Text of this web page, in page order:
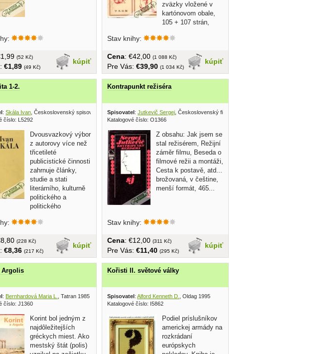
kúpiť
(52 Kč)
€1,89 (49 Kč)
zväzky vložené v
kartónovom obale,
105 + 107 strán,
Stav knihy:
kúpiť
Cena: €42,00 (1 088 Kč)
Pre Vás: €39,90 (1 034 Kč)
1-2.
: Skála Ivan , Československý spisovatel 1980
číslo: L5292
Dvousvazkový výbor
z autorovy více než
třicetileté
publicistické činnosti
zahrnuje články,
studie a stati
literárního, kulturně
politického a
politického
kúpiť
(228 Kč)
€8,36 (217 Kč)
Kontrapunkt režiséra
Spisovatel: Jutkevič Sergej , Československý filmový ústav 1980
Katalogové číslo: O1366
Z obsahu: Jak jsem se
stal režisérem, Režijní
záměr filmu, Beseda o
filmové režii a montáži,
Cesta k postavě, atd...
brožovaná, v češtine,
menší formát, 465...
Stav knihy:
kúpiť
Cena: €12,00 (311 Kč)
Pre Vás: €11,40 (295 Kč)
Argolis
: Bernhardová Maria L.
, Tatran 1985
číslo: J1360
Korint bol jedným z
najdôležitejších
gréckych miest. Ako
mestský štát (polis)
Kořisti II. světové války
Spisovatel: Alford Kenneth D.
, Oldag 1995
Katalogové číslo: I5862
Podiel príslušníkov
americkej armády na
rozkrádaní
európskych